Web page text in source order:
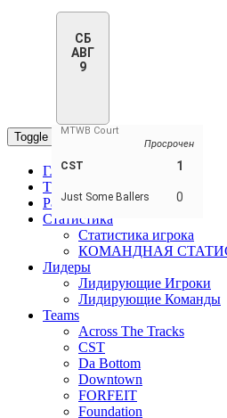
СБ
АВГ
9
MTWB Court
Просрочен
CST 1
Just Some Ballers 0
Toggle navigation
Главная
Таблица
Расписание/Результаты
Статистика
Статистика игрока
КОМАНДНАЯ
Лидеры
Лидирующие Игроки
Лидирующие Команды
Teams
Across The Tracks
CST
Da Bottom
Downtown
FORFEIT
Foundation